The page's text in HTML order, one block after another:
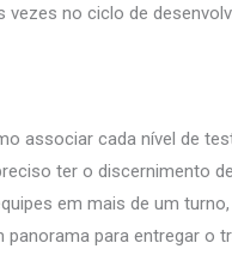
vezes no ciclo de
associar cada nível de
ter o discernimento
em mais de um
para entregar o